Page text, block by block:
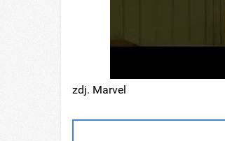
zdj. Marvel